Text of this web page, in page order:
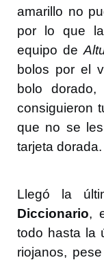
amarillo no
por lo que
equipo de
bolos por el
bolo
consiguieron
que no se
tarjeta dorada.
Llegó la
Diccionario,
todo hasta la
riojanos,